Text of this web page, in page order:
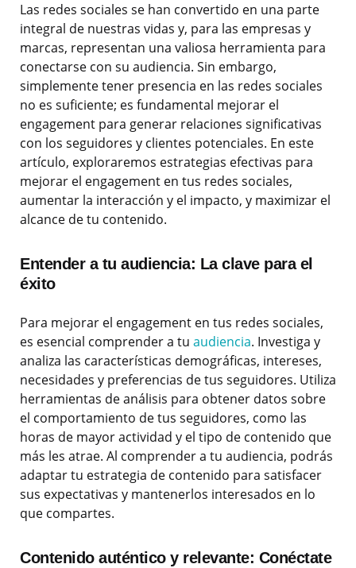
Las redes sociales se han convertido en una parte
integral de nuestras vidas y, para las empresas y
marcas, representan una valiosa herramienta para
conectarse con su audiencia. Sin embargo,
simplemente tener presencia en las redes sociales
no es suficiente; es fundamental mejorar el
engagement para generar relaciones significativas
con los seguidores y clientes potenciales. En este
artículo, exploraremos estrategias efectivas para
mejorar el engagement en tus redes sociales,
aumentar la interacción y el impacto, y maximizar el
alcance de tu contenido.
Entender a tu audiencia: La clave para el
éxito
Para mejorar el engagement en tus redes sociales,
es esencial comprender a tu audiencia. Investiga y
analiza las características demográficas, intereses,
necesidades y preferencias de tus seguidores. Utiliza
herramientas de análisis para obtener datos sobre
el comportamiento de tus seguidores, como las
horas de mayor actividad y el tipo de contenido que
más les atrae. Al comprender a tu audiencia, podrás
adaptar tu estrategia de contenido para satisfacer
sus expectativas y mantenerlos interesados en lo
que compartes.
Contenido auténtico y relevante: Conéctate